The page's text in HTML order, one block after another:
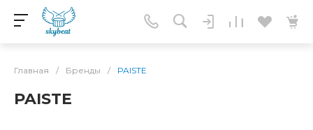
Главная / Бренды / PAISTE
PAISTE